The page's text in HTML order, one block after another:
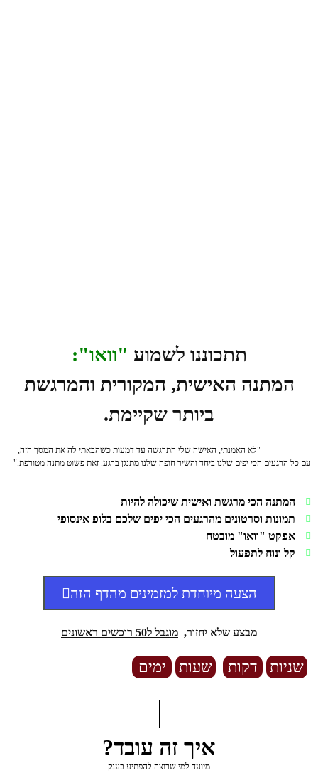
תתכוננו לשמוע "וואו":
המתנה האישית, המקורית והמרגשת
ביותר שקיימת.
"לא האמנתי, האישה שלי התרגשה עד דמעות כשהבאתי לה את המסך הזה,
עם כל הרגעים הכי יפים שלנו ביחד והשיר חופה שלנו מתנגן ברגע. זאת פשוט מתנה מטורפת."
המתנה הכי מרגשת ואישית שיכולה להיות
תמונות וסרטונים מהרגעים הכי יפים שלכם בלופ אינסופי
אפקט "וואו" מובטח
קל ונוח לתפעול
הצעה מיוחדת למזמינים מהדף הזה
מבצע שלא יחזור, מוגבל ל50 רוכשים ראשונים
ימים שעות דקות שניות
איך זה עובד?
מיועד למי שרוצה להפתיע בענק